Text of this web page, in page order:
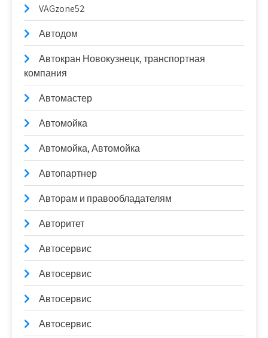
VAGzone52
Автодом
Автокран Новокузнецк, транспортная
компания
Автомастер
Автомойка
Автомойка, Автомойка
Автопартнер
Авторам и правообладателям
Авторитет
Автосервис
Автосервис
Автосервис
Автосервис